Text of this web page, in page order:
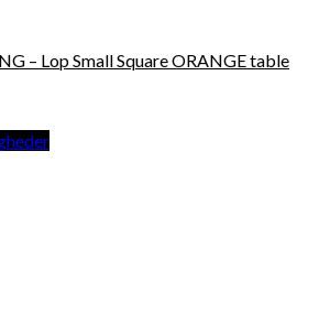
– Lop Small Square ORANGE table